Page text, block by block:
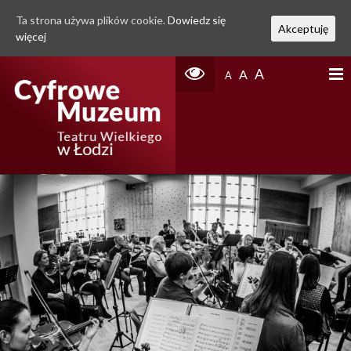
A A A
Ta strona używa plików cookie. Dowiedz się
więcej
Akceptuję